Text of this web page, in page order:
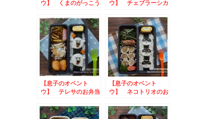
ウ】 くまのがっこう
ウ】 チェブラーシカ
【息子のオベント
ウ】 テレサのお弁当
【息子のオベント
ウ】 ネコトリオのお